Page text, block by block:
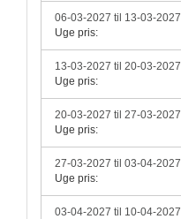
06-03-2027 til 13-03-2027
Uge pris:
13-03-2027 til 20-03-2027
Uge pris:
20-03-2027 til 27-03-2027
Uge pris:
27-03-2027 til 03-04-2027
Uge pris:
03-04-2027 til 10-04-2027